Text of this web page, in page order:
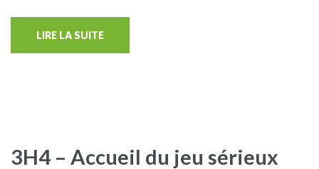
LIRE LA SUITE
3H4 – Accueil du jeu sérieux